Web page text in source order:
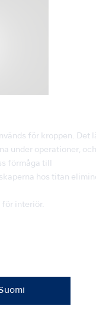
för kroppen. Det
under operationer, och
förmåga till
hos titan
interiör.